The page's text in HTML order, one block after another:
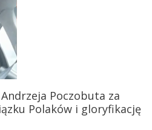
Poczobuta za
Polaków i gloryfikację